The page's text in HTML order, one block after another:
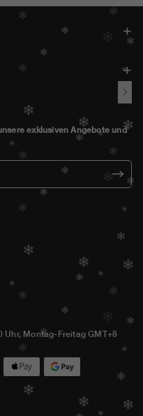
exklusiven Angebote und
Uhr, Montag-Freitag GMT+8